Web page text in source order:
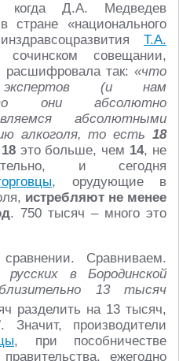
Д.А. Медведев
стране «национального
Т.А.
совещании,
расшифровала так: «что
(и нам
они абсолютно
абсолютными
алкоголя, то есть 18
18это больше, чем 14, не
и сегодня
, орудующие в
истребляют не менее
. 750 тысяч – много это
Сравниваем.
в Бородинской
13 тысяч
разделить на 13 тысяч,
. Значит, производители
, при пособничестве
ежегодно